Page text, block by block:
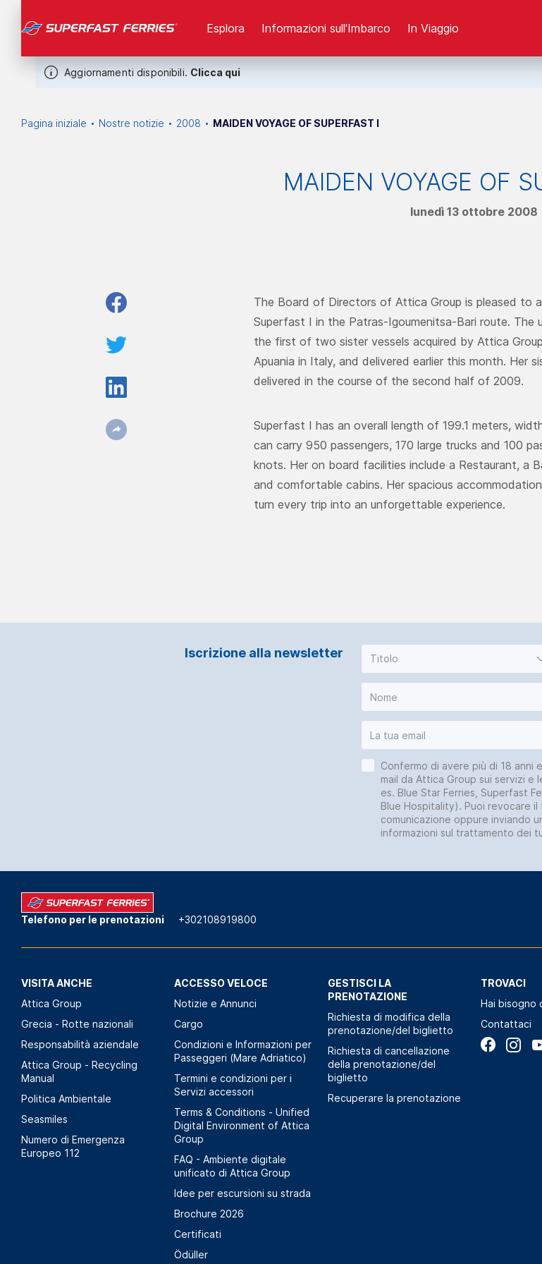
Aggiornamenti disponibili. Clicca qui
Esplora Informazioni sull'Imbarco In Viaggio
Pagina iniziale Nostre notizie 2008 MAIDEN VOYAGE OF SUPERFAST I
MAIDEN VOYAGE OF
lunedì 13 ottobre 2008
The Board of Directors of Attica Group is pleased to
Superfast I in the Patras-Igoumenitsa-Bari route. The
the first of two sister vessels acquired by Attica
Apuania in Italy, and delivered earlier this month. Her
delivered in the course of the second half of 2009.
Superfast I has an overall length of 199.1 meters,
can carry 950 passengers, 170 large trucks and 100
knots. Her on board facilities include a Restaurant, a
and comfortable cabins. Her spacious
turn every trip into an unforgettable experience.
Iscrizione alla newsletter Titolo
Confermo di avere più di 18 anni
mail da Attica Group sui servizi
es. Blue Star Ferries, Superfast
Blue Hospitality). Puoi revocare
comunicazione oppure inviando
informazioni sul trattamento dei
Telefono per le prenotazioni +302108919800
VISITA ANCHE
Attica Group
Grecia - Rotte nazionali
Responsabilità aziendale
Attica Group - Recycling
Manual
Politica Αmbientale
Seasmiles
Numero di Emergenza
Europeo 112
ACCESSO VELOCE
Notizie e Annunci
Cargo
Condizioni e Informazioni per
Passeggeri (Mare Adriatico)
Termini e condizioni per i
Servizi accessori
Terms & Conditions - Unified
Digital Environment of Attica
Group
FAQ - Ambiente digitale
unificato di Attica Group
Idee per escursioni su strada
Brochure 2026
Certificati
Ödüller
GESTISCI LA
PRENOTAZIONE
Richiesta di modifica della
prenotazione/del biglietto
Richiesta di cancellazione
della prenotazione/del
biglietto
Recuperare la prenotazione
TROVACI
Hai bisogno
Contattaci